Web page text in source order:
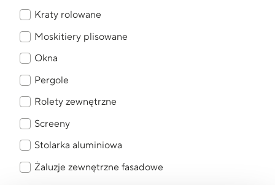
Kraty rolowane
Moskitiery plisowane
Okna
Pergole
Rolety zewnętrzne
Screeny
Stolarka aluminiowa
Żaluzje zewnętrzne fasadowe